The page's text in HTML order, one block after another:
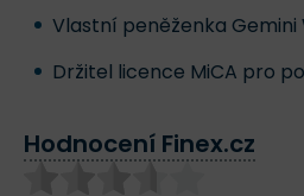
Vlastní peněženka
Držitel licence MiCA pro
Hodnocení Finex.cz